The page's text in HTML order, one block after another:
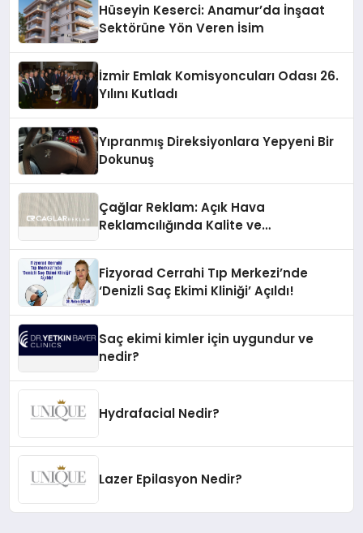
Hüseyin Keserci: Anamur’da İnşaat
Sektörüne Yön Veren İsim
İzmir Emlak Komisyoncuları Odası 26.
Yılını Kutladı
Yıpranmış Direksiyonlara Yepyeni Bir
Dokunuş
Çağlar Reklam: Açık Hava
Reklamcılığında Kalite ve
Fizyorad Cerrahi Tıp Merkezi’nde
‘Denizli Saç Ekimi Kliniği’ Açıldı!
Saç ekimi kimler için uygundur ve
nedir?
Hydrafacial Nedir?
Lazer Epilasyon Nedir?